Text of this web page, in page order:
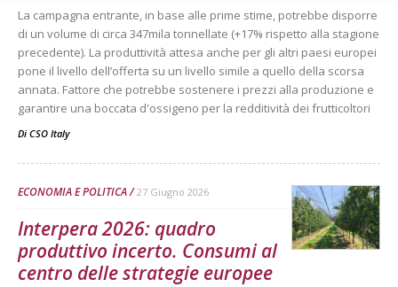
La campagna entrante, in base alle prime stime, potrebbe disporre
di un volume di circa 347mila tonnellate (+17% rispetto alla stagione
precedente). La produttività attesa anche per gli altri paesi europei
pone il livello dell’offerta su un livello simile a quello della scorsa
annata. Fattore che potrebbe sostenere i prezzi alla produzione e
garantire una boccata d'ossigeno per la redditività dei frutticoltori
Di CSO Italy
ECONOMIA E POLITICA 27 Giugno 2026
Interpera 2026: quadro
produttivo incerto. Consumi al
centro delle strategie europee